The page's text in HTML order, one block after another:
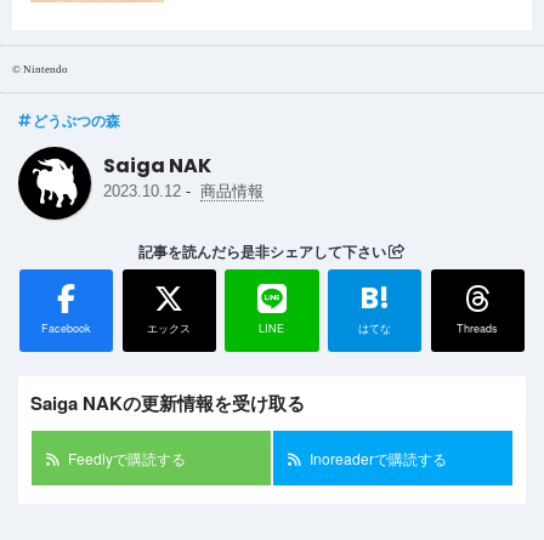
© Nintendo
どうぶつの森
Saiga NAK
2023.10.12 - 商品情報
記事を読んだら是非シェアして下さい
Facebook エックス LINE
B!
はてな Threads
Saiga NAKの更新情報を受け取る
Feedlyで購読する Inoreaderで購読する